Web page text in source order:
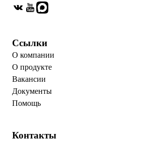
Ссылки
О компании
О продукте
Вакансии
Документы
Помощь
Контакты